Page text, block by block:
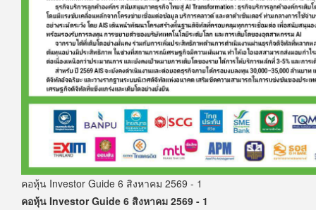
คอหุ้น Investor Guide 6 สิงหาคม 2569 - 1
คอหุ้น Investor Guide 6 สิงหาคม 2569 - 1